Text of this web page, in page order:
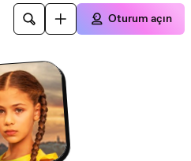
Oturum açın